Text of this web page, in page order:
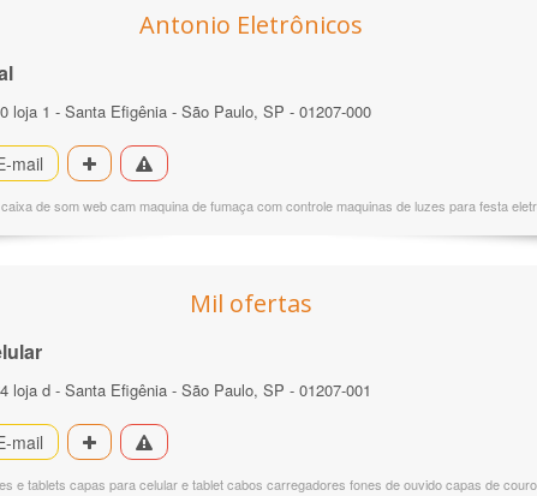
Antonio Eletrônicos
loja 1 - Santa Efigênia - São Paulo, SP - 01207-000
mail
de som web cam maquina de fumaça com controle maquinas de luzes para festa
Mil ofertas
loja d - Santa Efigênia - São Paulo, SP - 01207-001
mail
e tablets capas para celular e tablet cabos carregadores fones de ouvido capas de